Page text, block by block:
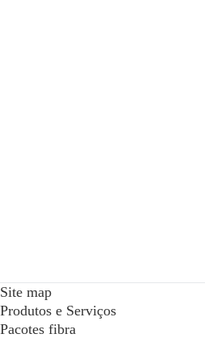
Site map
Produtos e Serviços
Pacotes fibra